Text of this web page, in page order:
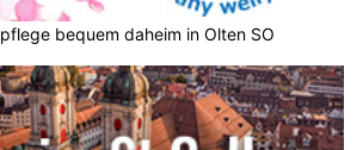
bequem daheim in Olten SO